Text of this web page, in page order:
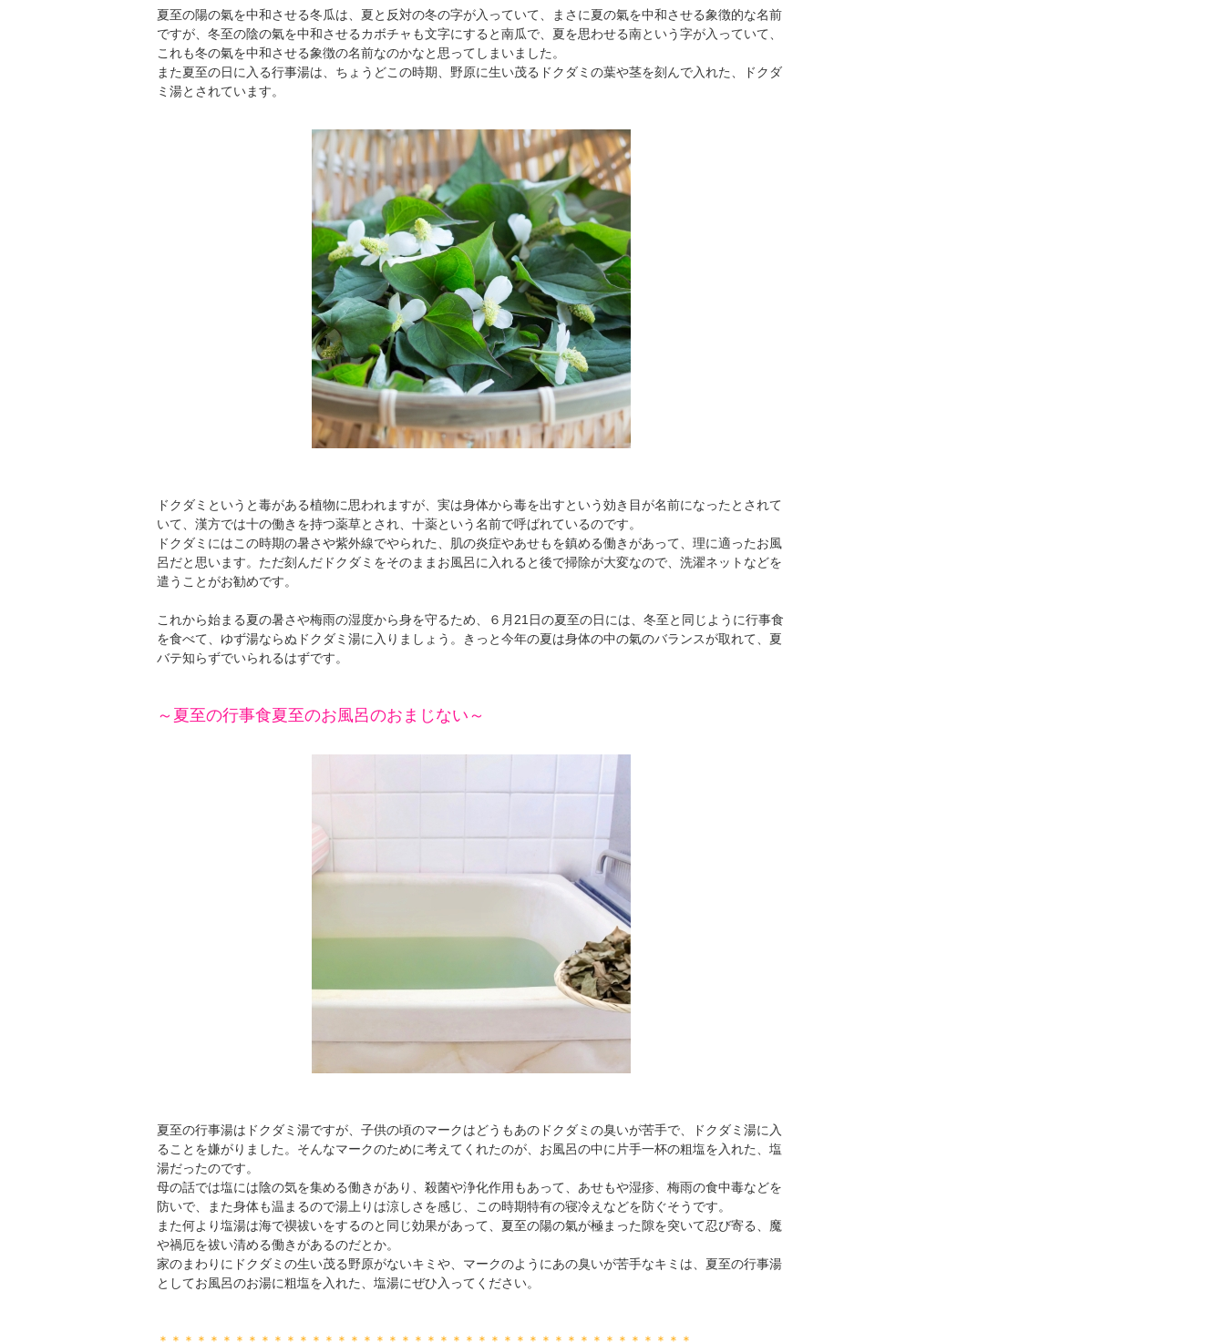
夏至の陽の氣を中和させる冬瓜は、夏と反対の冬の字が入っていて、まさに夏の氣を中和させる象徴的な名前
ですが、冬至の陰の氣を中和させるカボチャも文字にすると南瓜で、夏を思わせる南という字が入っていて、
これも冬の氣を中和させる象徴の名前なのかなと思ってしまいました。
また夏至の日に入る行事湯は、ちょうどこの時期、野原に生い茂るドクダミの葉や茎を刻んで入れた、ドクダ
ミ湯とされています。
ドクダミというと毒がある植物に思われますが、実は身体から毒を出すという効き目が名前になったとされて
いて、漢方では十の働きを持つ薬草とされ、十薬という名前で呼ばれているのです。
ドクダミにはこの時期の暑さや紫外線でやられた、肌の炎症やあせもを鎮める働きがあって、理に適ったお風
呂だと思います。ただ刻んだドクダミをそのままお風呂に入れると後で掃除が大変なので、洗濯ネットなどを
遣うことがお勧めです。
これから始まる夏の暑さや梅雨の湿度から身を守るため、６月21日の夏至の日には、冬至と同じように行事食
を食べて、ゆず湯ならぬドクダミ湯に入りましょう。きっと今年の夏は身体の中の氣のバランスが取れて、夏
バテ知らずでいられるはずです。
～夏至の行事食夏至のお風呂のおまじない～
夏至の行事湯はドクダミ湯ですが、子供の頃のマークはどうもあのドクダミの臭いが苦手で、ドクダミ湯に入
ることを嫌がりました。そんなマークのために考えてくれたのが、お風呂の中に片手一杯の粗塩を入れた、塩
湯だったのです。
母の話では塩には陰の気を集める働きがあり、殺菌や浄化作用もあって、あせもや湿疹、梅雨の食中毒などを
防いで、また身体も温まるので湯上りは涼しさを感じ、この時期特有の寝冷えなどを防ぐそうです。
また何より塩湯は海で禊祓いをするのと同じ効果があって、夏至の陽の氣が極まった隙を突いて忍び寄る、魔
や禍厄を祓い清める働きがあるのだとか。
家のまわりにドクダミの生い茂る野原がないキミや、マークのようにあの臭いが苦手なキミは、夏至の行事湯
としてお風呂のお湯に粗塩を入れた、塩湯にぜひ入ってください。
＊＊＊＊＊＊＊＊＊＊＊＊＊＊＊＊＊＊＊＊＊＊＊＊＊＊＊＊＊＊＊＊＊＊＊＊＊＊＊＊＊＊